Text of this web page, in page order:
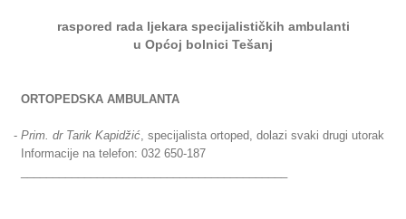
raspored rada ljekara specijalističkih ambulanti
u Općoj bolnici Tešanj
ORTOPEDSKA AMBULANTA
- Prim. dr Tarik Kapidžić, specijalista ortoped, dolazi svaki drugi utorak
Informacije na telefon: 032 650-187